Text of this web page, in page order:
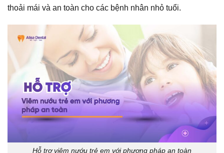
thoải mái và an toàn cho các bệnh nhân nhỏ tuổi.
Hỗ trợ viêm nướu trẻ em với phương pháp an toàn